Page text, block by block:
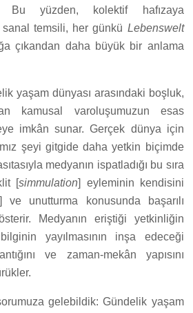
Bu yüzden, kolektif hafızaya
temsili, her günkü Lebenswelt
çıkandan daha büyük bir anlama
yaşam dünyası arasındaki boşluk,
kamusal varoluşumuzun esas
imkân sunar. Gerçek dünya için
şeyi gitgide daha yetkin biçimde
medyanın ispatladığı bu sıra
[simmulation] eyleminin kendisini
] ve unutturma konusunda başarılı
Medyanın eriştiği yetkinliğin
yayılmasının inşa edeceği
ve zaman-mekân yapısını
gelebildik: Gündelik yaşam